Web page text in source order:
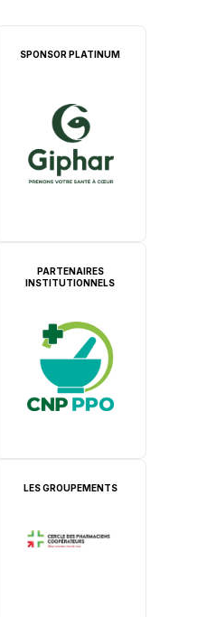
SPONSOR PLATINUM
PARTENAIRES
INSTITUTIONNELS
LES GROUPEMENTS